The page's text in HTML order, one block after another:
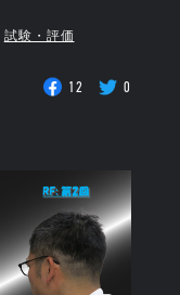
試験・評価
12 0